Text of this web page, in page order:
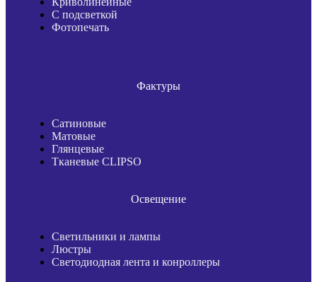
С подсветкой
Фотопечать
Фактуры
Сатиновые
Матовые
Глянцевые
Тканевые CLIPSO
Освещение
Светильники и лампы
Люстры
Светодиодная лента и конроллеры